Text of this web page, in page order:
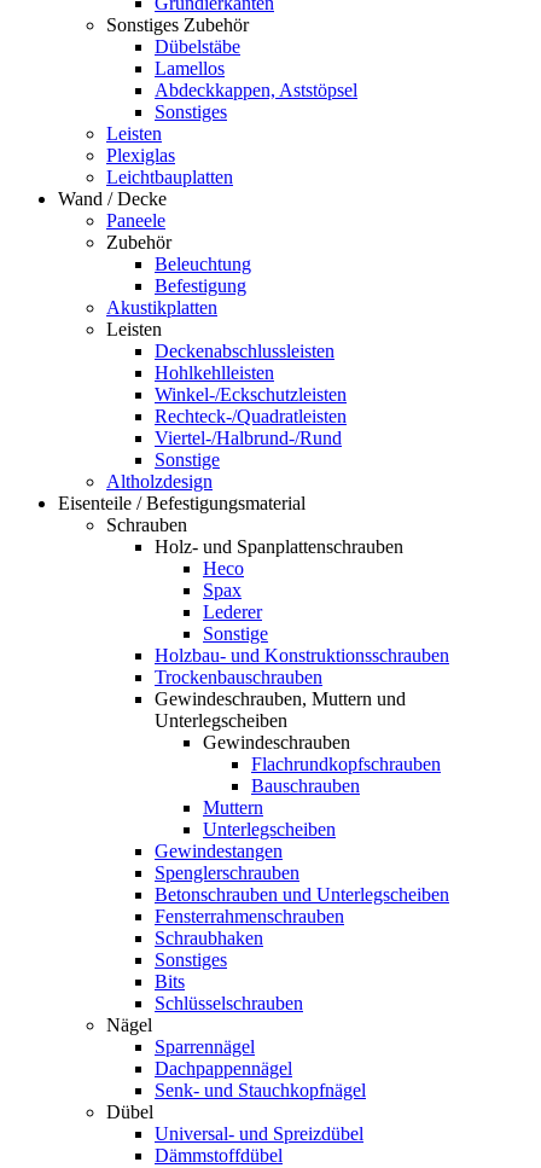
Sonstiges Zubehör
Dübelstäbe
Lamellos
Abdeckkappen, Aststöpsel
Sonstiges
Leisten
Plexiglas
Leichtbauplatten
Wand / Decke
Paneele
Zubehör
Beleuchtung
Befestigung
Akustikplatten
Leisten
Deckenabschlussleisten
Hohlkehlleisten
Winkel-/Eckschutzleisten
Rechteck-/Quadratleisten
Viertel-/Halbrund-/Rund
Sonstige
Altholzdesign
Eisenteile / Befestigungsmaterial
Schrauben
Holz- und Spanplattenschrauben
Heco
Spax
Lederer
Sonstige
Holzbau- und Konstruktionsschrauben
Trockenbauschrauben
Gewindeschrauben, Muttern und
Unterlegscheiben
Gewindeschrauben
Flachrundkopfschrauben
Bauschrauben
Muttern
Unterlegscheiben
Gewindestangen
Spenglerschrauben
Betonschrauben und Unterlegscheiben
Fensterrahmenschrauben
Schraubhaken
Sonstiges
Bits
Schlüsselschrauben
Nägel
Sparrennägel
Dachpappennägel
Senk- und Stauchkopfnägel
Dübel
Universal- und Spreizdübel
Dämmstoffdübel